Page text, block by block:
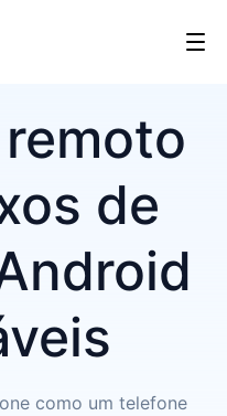
de
como um telefone